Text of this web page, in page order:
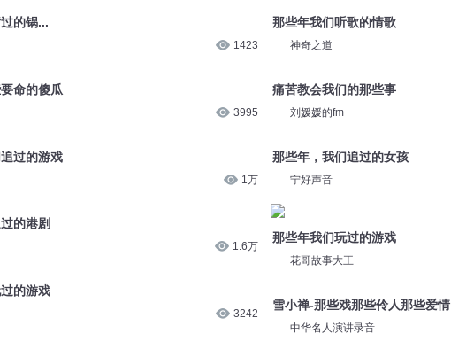
的锅...
1423
命的傻瓜
3995
过的游戏
1万
的港剧
1.6万
的游戏
3242
那些年我们听歌的情歌
神奇之道
痛苦教会我们的那些事
刘媛媛的fm
那些年，我们追过的女孩
宁好声音
那些年我们玩过的游戏
花哥故事大王
雪小禅-那些戏那些伶人那些爱情
中华名人演讲录音